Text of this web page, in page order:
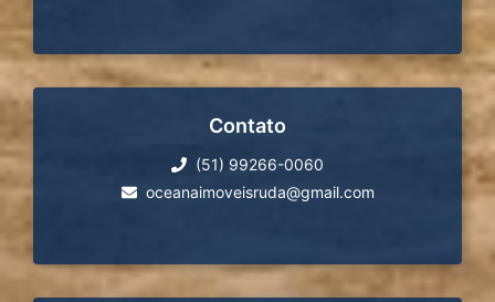
Contato
(51) 99266-0060
oceanaimoveisruda@gmail.com